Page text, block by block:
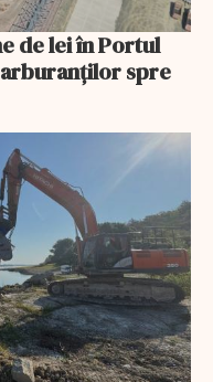
de lei în Portul
spre